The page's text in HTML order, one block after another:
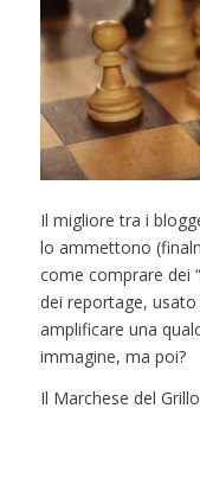
Il migliore tra i
lo ammettono
come comprare dei
dei reportage,
amplificare una
immagine, ma poi?
Il Marchese del